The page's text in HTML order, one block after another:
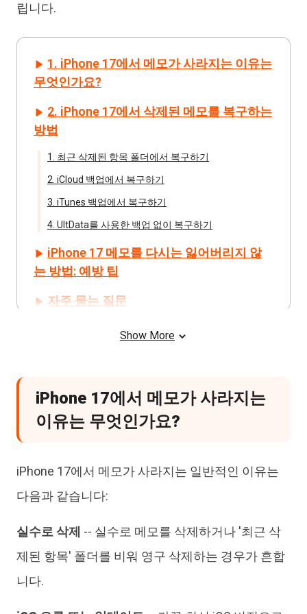
립니다.
1. iPhone 17에서 메모가 사라지는 이유는
무엇인가요?
2. iPhone 17에서 삭제된 메모를 복구하는
방법
1. 최근 삭제된 항목 폴더에서 복구하기
2. iCloud 백업에서 복구하기
3. iTunes 백업에서 복구하기
4. UltData를 사용한 백업 없이 복구하기
iPhone 17 메모를 다시는 잃어버리지 않
는 방법: 예방 팁
자주 묻는 질문
Show More
iPhone 17에서 메모가 사라지는
이유는 무엇인가요?
iPhone 17에서 메모가 사라지는 일반적인 이유는
다음과 같습니다:
실수로 삭제 -- 실수로 메모를 삭제하거나 '최근 삭
제된 항목' 폴더를 비워 영구 삭제하는 경우가 흔합
니다.